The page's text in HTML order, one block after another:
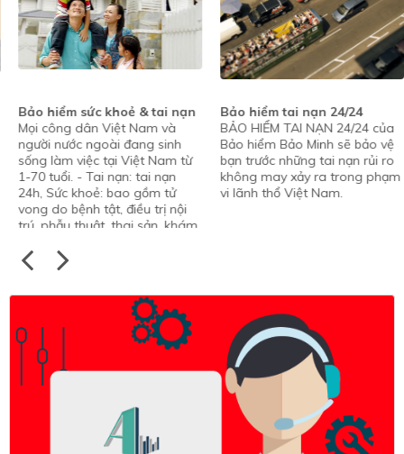
Bảo hiểm sức khoẻ & tai nạn
Mọi công dân Việt Nam và
người nước ngoài đang sinh
sống làm việc tại Việt Nam từ
1-70 tuổi. - Tai nạn: tai nạn
24h, Sức khoẻ: bao gồm tử
vong do bệnh tật, điều trị nội
trú, phẫu thuật, thai sản, khám
Bảo hiểm tai nạn 24/24
BẢO HIỂM TAI NẠN 24/24 của
Bảo hiểm Bảo Minh sẽ bảo vệ
bạn trước những tai nạn rủi ro
không may xảy ra trong phạm
vi lãnh thổ Việt Nam.